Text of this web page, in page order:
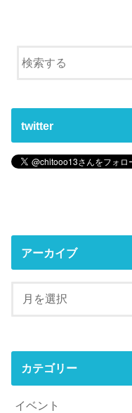
twitter
アーカイブ
カテゴリー
イベント